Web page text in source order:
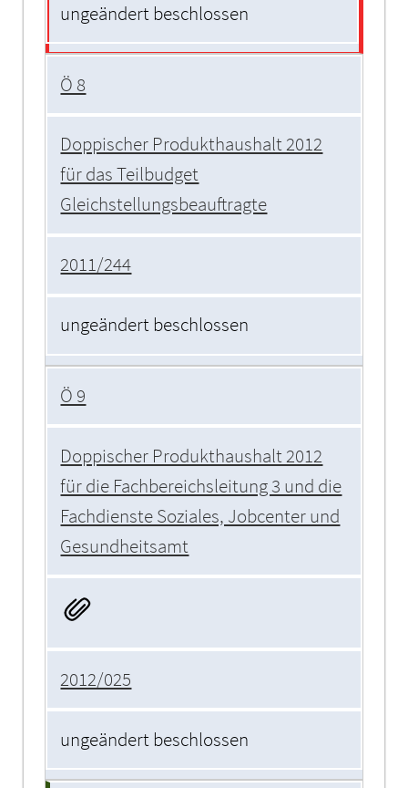
ungeändert beschlossen
Ö 8
Doppischer Produkthaushalt 2012
für das Teilbudget
Gleichstellungsbeauftragte
2011/244
ungeändert beschlossen
Ö 9
Doppischer Produkthaushalt 2012
für die Fachbereichsleitung 3 und die
Fachdienste Soziales, Jobcenter und
Gesundheitsamt
2012/025
ungeändert beschlossen